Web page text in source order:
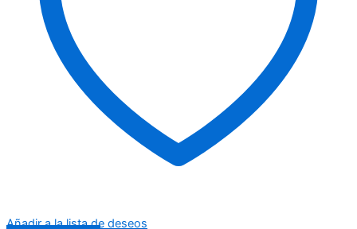
Añadir a la lista de deseos